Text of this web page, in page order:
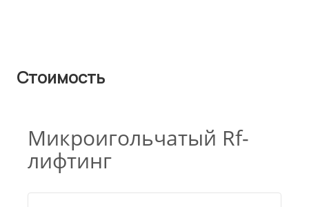
Стоимость
Микроигольчатый Rf-
лифтинг